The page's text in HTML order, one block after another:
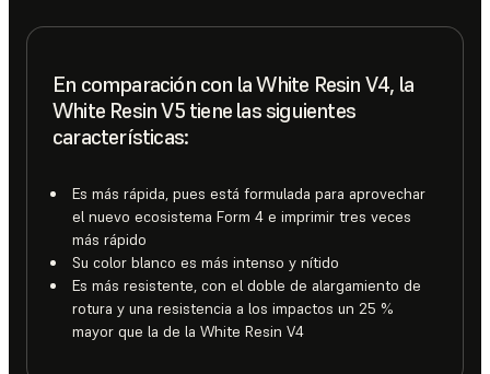
En comparación con la White Resin V4, la
White Resin V5 tiene las siguientes
características:
Es más rápida, pues está formulada para aprovechar
el nuevo ecosistema Form 4 e imprimir tres veces
más rápido
Su color blanco es más intenso y nítido
Es más resistente, con el doble de alargamiento de
rotura y una resistencia a los impactos un 25 %
mayor que la de la White Resin V4